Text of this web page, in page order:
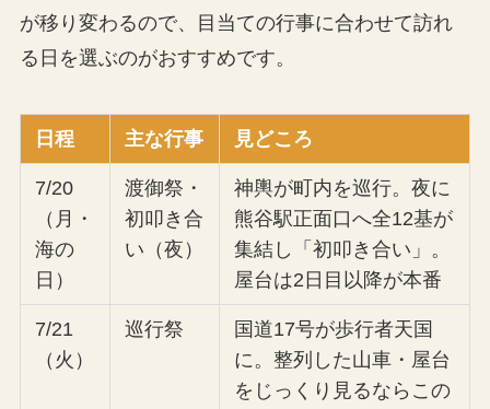
が移り変わるので、目当ての行事に合わせて訪れ
る日を選ぶのがおすすめです。
日程 主な行事 見どころ
7/20
（月・
海の
日）
渡御祭・
初叩き合
い（夜）
神輿が町内を巡行。夜に
熊谷駅正面口へ全12基が
集結し「初叩き合い」。
屋台は2日目以降が本番
7/21
（火）
巡行祭
国道17号が歩行者天国
に。整列した山車・屋台
をじっくり見るならこの